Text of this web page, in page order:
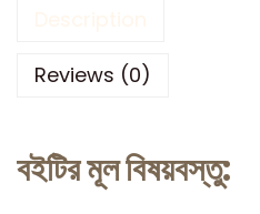
Reviews (0)
বইটির মূল বিষয়বস্তু: